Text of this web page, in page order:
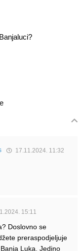
17.11.2024. 11:32
15:11
Doslovno se
preraspodjeljuje
Luka. Jedino